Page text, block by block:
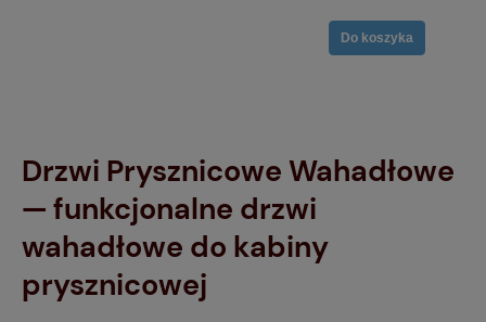
Do koszyka
Drzwi Prysznicowe Wahadłowe
— funkcjonalne drzwi
wahadłowe do kabiny
prysznicowej